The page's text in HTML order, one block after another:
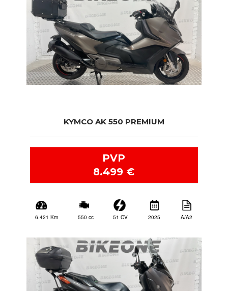
KYMCO AK 550 PREMIUM
PVP
8.499 €
6.421 Km 550 cc 51 CV 2025 A/A2